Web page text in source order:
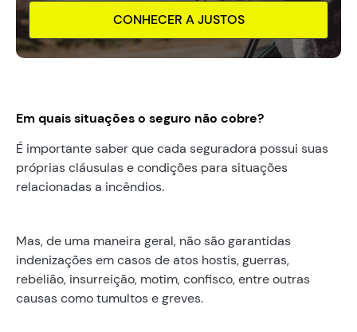
CONHECER A JUSTOS
Em quais situações o seguro não cobre?
É importante saber que cada seguradora possui suas
próprias cláusulas e condições para situações
relacionadas a incêndios.
Mas, de uma maneira geral, não são garantidas
indenizações em casos de atos hostis, guerras,
rebelião, insurreição, motim, confisco, entre outras
causas como tumultos e greves.